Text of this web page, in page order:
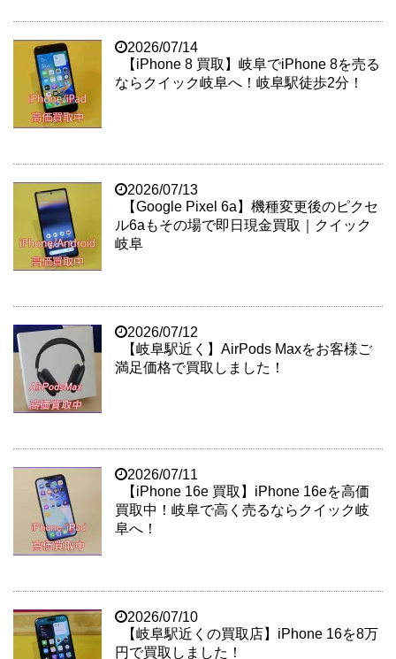
2026/07/14
【iPhone 8 買取】岐阜でiPhone 8を売る
ならクイック岐阜へ！岐阜駅徒歩2分！
2026/07/13
【Google Pixel 6a】機種変更後のピクセ
ル6aもその場で即日現金買取｜クイック
岐阜
2026/07/12
【岐阜駅近く】AirPods Maxをお客様ご
満足価格で買取しました！
2026/07/11
【iPhone 16e 買取】iPhone 16eを高価
買取中！岐阜で高く売るならクイック岐
阜へ！
2026/07/10
【岐阜駅近くの買取店】iPhone 16を8万
円で買取しました！